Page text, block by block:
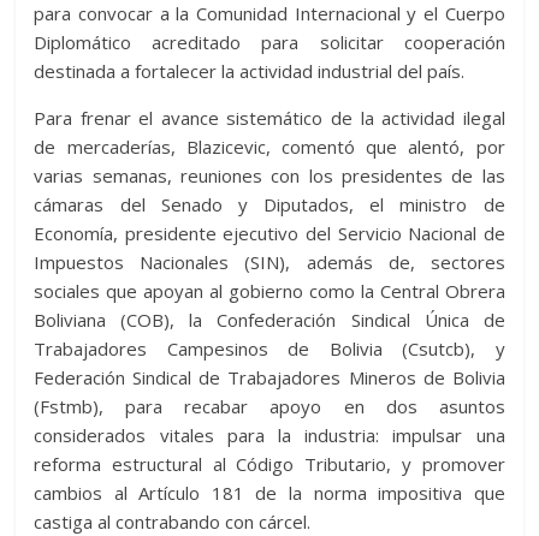
para convocar a la Comunidad Internacional y el Cuerpo
Diplomático acreditado para solicitar cooperación
destinada a fortalecer la actividad industrial del país.
Para frenar el avance sistemático de la actividad ilegal
de mercaderías, Blazicevic, comentó que alentó, por
varias semanas, reuniones con los presidentes de las
cámaras del Senado y Diputados, el ministro de
Economía, presidente ejecutivo del Servicio Nacional de
Impuestos Nacionales (SIN), además de, sectores
sociales que apoyan al gobierno como la Central Obrera
Boliviana (COB), la Confederación Sindical Única de
Trabajadores Campesinos de Bolivia (Csutcb), y
Federación Sindical de Trabajadores Mineros de Bolivia
(Fstmb), para recabar apoyo en dos asuntos
considerados vitales para la industria: impulsar una
reforma estructural al Código Tributario, y promover
cambios al Artículo 181 de la norma impositiva que
castiga al contrabando con cárcel.